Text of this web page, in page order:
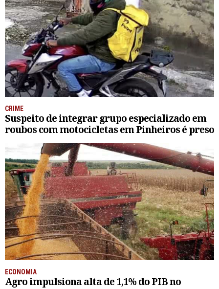
CRIME
Suspeito de integrar grupo especializado em
roubos com motocicletas em Pinheiros é preso
ECONOMIA
Agro impulsiona alta de 1,1% do PIB no